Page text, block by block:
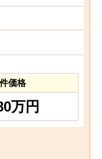
価格
万円